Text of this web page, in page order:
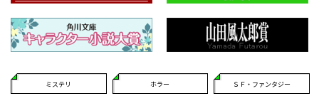
ミステリ ホラー ＳＦ・ファンタジー